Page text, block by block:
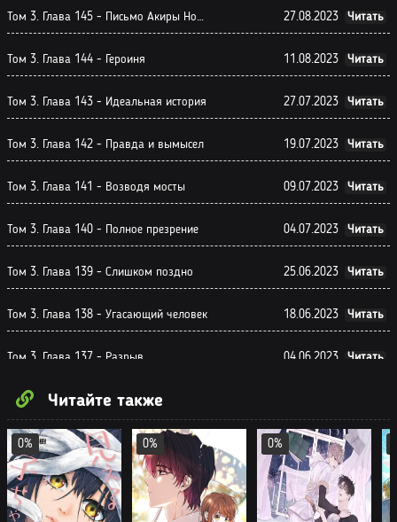
Том 3. Глава 134 - Вопросы 08.05.2023 Читать
Том 3. Глава 135 - Гнев 20.05.2023 Читать
Том 3. Глава 136 - Замешательство
Том 3. Глава 137 - Разрыв 04.06.2023 Читать
Том 3. Глава 138 - Угасающий человек 18.06.2023 Читать
Том 3. Глава 139 - Слишком поздно 25.06.2023 Читать
Том 3. Глава 140 - Полное презрение 04.07.2023 Читать
Том 3. Глава 141 - Возводя мосты 09.07.2023 Читать
Том 3. Глава 142 - Правда и вымысел 19.07.2023 Читать
Том 3. Глава 143 - Идеальная история 27.07.2023 Читать
Том 3. Глава 144 - Героиня 11.08.2023 Читать
Том 3. Глава 145 - Письмо Акиры Нодзоэ 27.08.2023 Читать
Читайте также
0% 0% 0%